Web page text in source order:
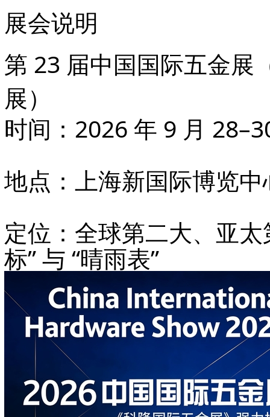
展会说明
第 23 届中国国际五金展
展）
时间 ：2026 年 9 月
地点 ：上海新国际博览
定位 ： 全球第二大、亚
标” 与 “晴雨表”